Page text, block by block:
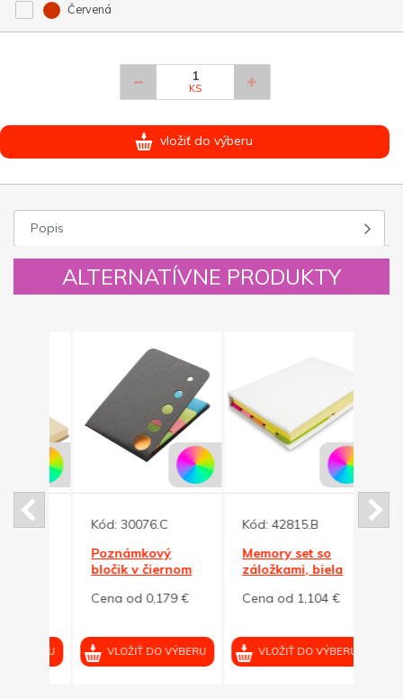
Červená
KS
vložiť do výberu
Popis
ALTERNATÍVNE PRODUKTY
Kód:30076.C
Poznámkový
bločik v čiernom
Cena od 0,179 €
VLOŽIŤ DO VÝBERU
Kód:42815.B
Memory set so
záložkami, biela
Cena od 1,104 €
VLOŽIŤ DO VÝBERU
Kód: